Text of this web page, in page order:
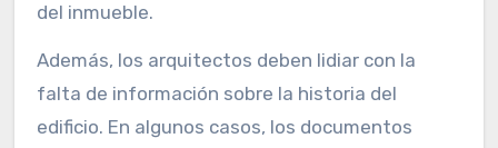
del inmueble.
Además, los arquitectos deben lidiar con la
falta de información sobre la historia del
edificio. En algunos casos, los documentos